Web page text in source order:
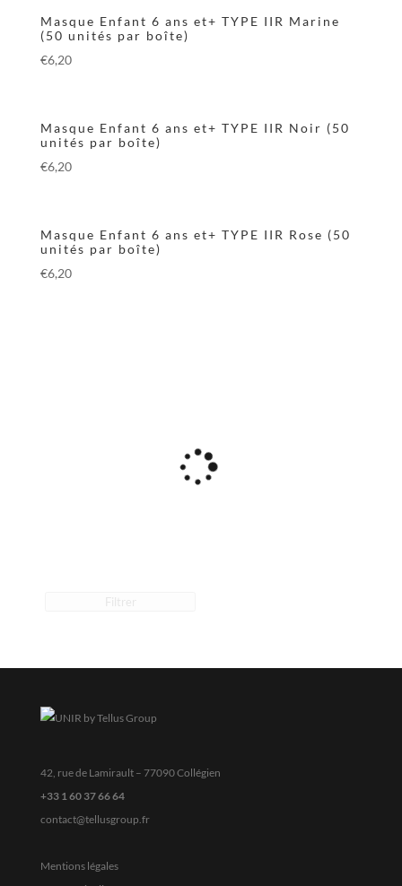
Masque Enfant 6 ans et+ TYPE IIR Marine
(50 unités par boîte)
€6,20
Masque Enfant 6 ans et+ TYPE IIR Noir (50
unités par boîte)
€6,20
Masque Enfant 6 ans et+ TYPE IIR Rose (50
unités par boîte)
€6,20
42, rue de Lamirault – 77090 Collégien
+33 1 60 37 66 64
contact@tellusgroup.fr
Mentions légales